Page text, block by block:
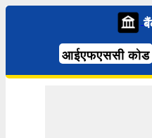
आईएफएससी कोड